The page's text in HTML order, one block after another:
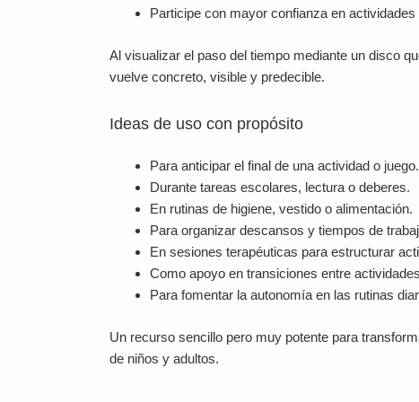
Participe con mayor confianza en
Al visualizar el paso del tiempo mediante un disco
vuelve concreto, visible y predecible.
Ideas de uso con propósito
Para anticipar el final de una actividad o juego.
Durante tareas escolares, lectura o deberes.
En rutinas de higiene, vestido o alimentación.
Para organizar descansos y tiempos de
En sesiones terapéuticas para estructurar
Como apoyo en transiciones entre
Para fomentar la autonomía en las rutinas
Un recurso sencillo pero muy potente para
de niños y adultos.